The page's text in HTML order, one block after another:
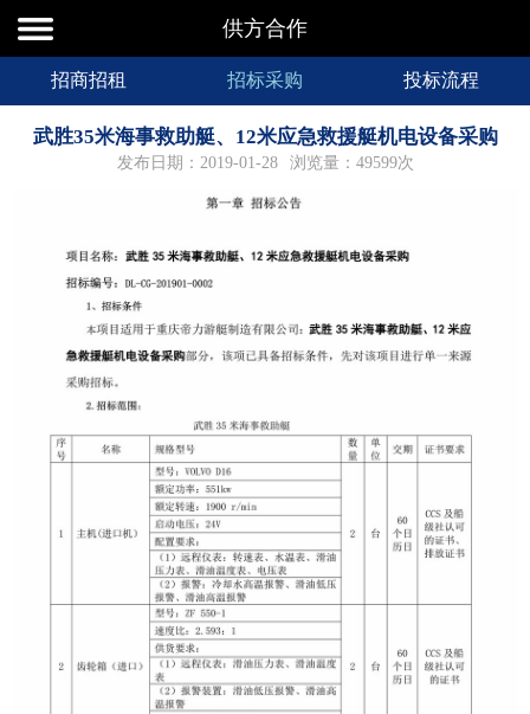
供方合作
招商招租 招标采购 投标流程
武胜35米海事救助艇、12米应急救援艇机电设备采购
发布日期：2019-01-28 浏览量：49599次